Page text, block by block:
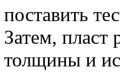
поставить
Затем, пласт
толщины и